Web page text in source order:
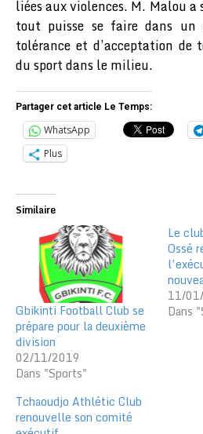
liées aux violences. M. Malou a
tout puisse se faire dans
tolérance et d’acceptation de
du sport dans le milieu.
Partager cet article Le Temps:
WhatsApp
Plus
Similaire
Gbikinti Football Club se
prépare pour la deuxième
division
02/11/2019
Dans "Sports"
Le
Ossé
11/
Dans
Tchaoudjo Athlétic Club
renouvelle son comité